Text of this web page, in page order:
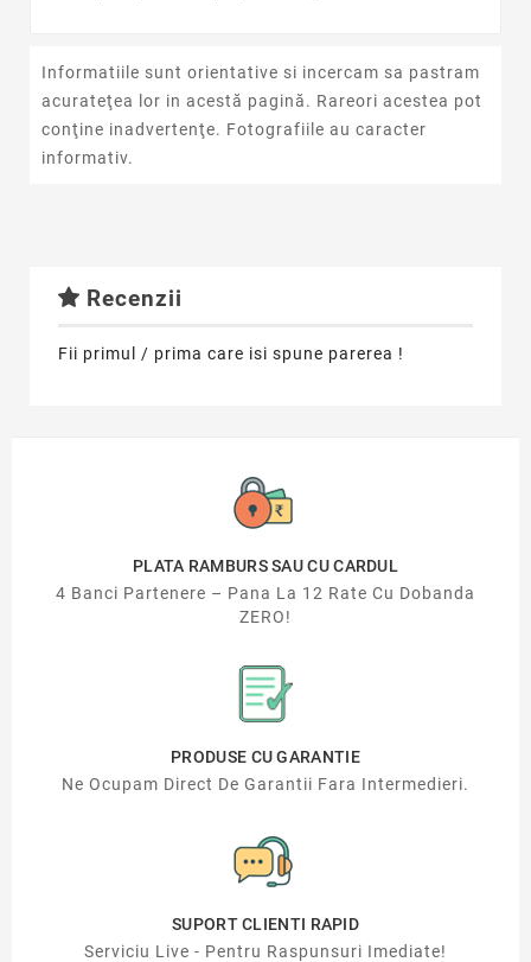
Informatiile sunt orientative si incercam sa pastram
acurateţea lor in acestă pagină. Rareori acestea pot
conţine inadvertenţe. Fotografiile au caracter
informativ.
Recenzii
Fii primul / prima care isi spune parerea !
PLATA RAMBURS SAU CU CARDUL
4 Banci Partenere – Pana La 12 Rate Cu Dobanda
ZERO!
PRODUSE CU GARANTIE
Ne Ocupam Direct De Garantii Fara Intermedieri.
SUPORT CLIENTI RAPID
Serviciu Live - Pentru Raspunsuri Imediate!